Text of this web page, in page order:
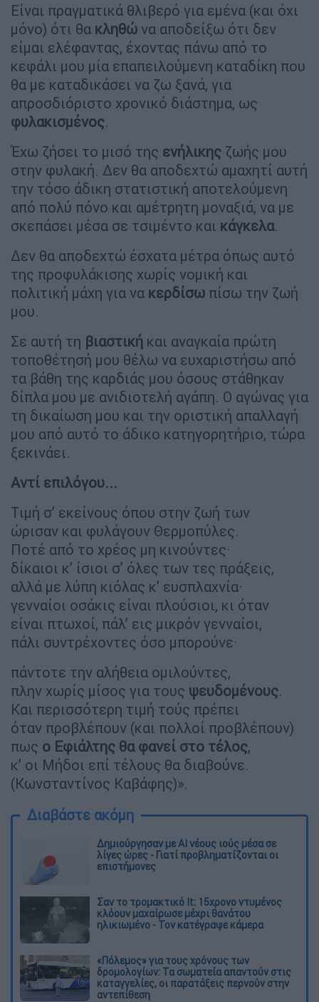
Είναι πραγματικά θλιβερό για εμένα (και όχι
μόνο) ότι θα κληθώ να αποδείξω ότι δεν
είμαι ελέφαντας, έχοντας πάνω από το
κεφάλι μου μία επαπειλούμενη καταδίκη που
θα με καταδικάσει να ζω ξανά, για
απροσδιόριστο χρονικό διάστημα, ως
φυλακισμένος.
Έχω ζήσει το μισό της ενήλικης ζωής μου
στην φυλακή. Δεν θα αποδεχτώ αμαχητί αυτή
την τόσο άδικη στατιστική αποτελούμενη
από πολύ πόνο και αμέτρητη μοναξιά, να με
σκεπάσει μέσα σε τσιμέντο και κάγκελα.
Δεν θα αποδεχτώ έσχατα μέτρα όπως αυτό
της προφυλάκισης χωρίς νομική και
πολιτική μάχη για να κερδίσω πίσω την ζωή
μου.
Σε αυτή τη βιαστική και αναγκαία πρώτη
τοποθέτησή μου θέλω να ευχαριστήσω από
τα βάθη της καρδιάς μου όσους στάθηκαν
δίπλα μου με ανιδιοτελή αγάπη. Ο αγώνας για
τη δικαίωση μου και την οριστική απαλλαγή
μου από αυτό το άδικο κατηγορητήριο, τώρα
ξεκινάει.
Αντί επιλόγου...
Τιμή σ’ εκείνους όπου στην ζωή των
ώρισαν και φυλάγουν Θερμοπύλες.
Ποτέ από το χρέος μη κινούντες·
δίκαιοι κ’ ίσιοι σ’ όλες των τες πράξεις,
αλλά με λύπη κιόλας κ’ ευσπλαχνία·
γενναίοι οσάκις είναι πλούσιοι, κι όταν
είναι πτωχοί, πάλ’ εις μικρόν γενναίοι,
πάλι συντρέχοντες όσο μπορούνε·
πάντοτε την αλήθεια ομιλούντες,
πλην χωρίς μίσος για τους ψευδομένους.
Και περισσότερη τιμή τούς πρέπει
όταν προβλέπουν (και πολλοί προβλέπουν)
πως ο Εφιάλτης θα φανεί στο τέλος,
κ’ οι Μήδοι επί τέλους θα διαβούνε.
(Κωνσταντίνος Καβάφης)».
Διαβάστε ακόμη
Δημιούργησαν με AI νέους ιούς μέσα σε
λίγες ώρες - Γιατί προβληματίζονται οι
επιστήμονες
Σαν το τρομακτικό It: 15χρονο ντυμένος
κλόουν μαχαίρωσε μέχρι θανάτου
ηλικιωμένο - Τον κατέγραψε κάμερα
«Πόλεμος» για τους χρόνους των
δρομολογίων: Τα σωματεία απαντούν στις
καταγγελίες, οι παρατάξεις περνούν στην
αντεπίθεση